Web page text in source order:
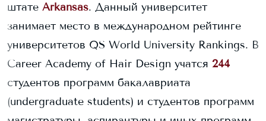
штате Arkansas. Данный университет
занимает место в международном рейтинге
университетов QS World University Rankings. В
Career Academy of Hair Design учатся 244
студентов программ бакалавриата
(undergraduate students) и студентов программ